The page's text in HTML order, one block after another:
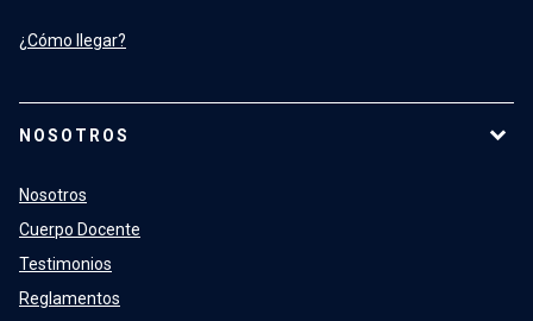
¿Cómo llegar?
NOSOTROS
Nosotros
Cuerpo Docente
Testimonios
Reglamentos